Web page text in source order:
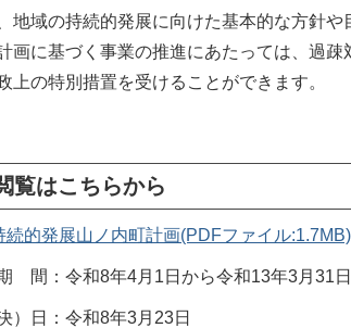
地域の持続的発展に向けた基本的な方針や
画に基づく事業の推進にあたっては、過
上の特別措置を受けることができます。
覧はこちらから
続的発展山ノ内町計画(PDFファイル:1.7MB)
：令和8年4月1日から令和13年3月31日
）日：令和8年3月23日